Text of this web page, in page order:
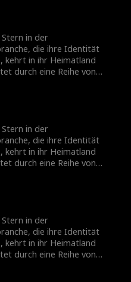
überwunden haben,
zueinander, und sie
Paar in der
in der
die ihre Identität
kehrt in ihr Heimatland
durch eine Reihe von
überwunden haben,
zueinander, und sie
Paar in der
in der
die ihre Identität
kehrt in ihr Heimatland
durch eine Reihe von
überwunden haben,
zueinander, und sie
Paar in der
in der
die ihre Identität
kehrt in ihr Heimatland
durch eine Reihe von